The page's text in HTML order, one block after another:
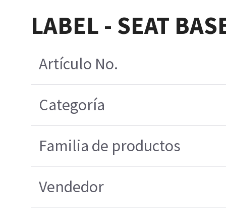
LABEL - SEAT
Artículo No.
Categoría
Familia de productos
Vendedor